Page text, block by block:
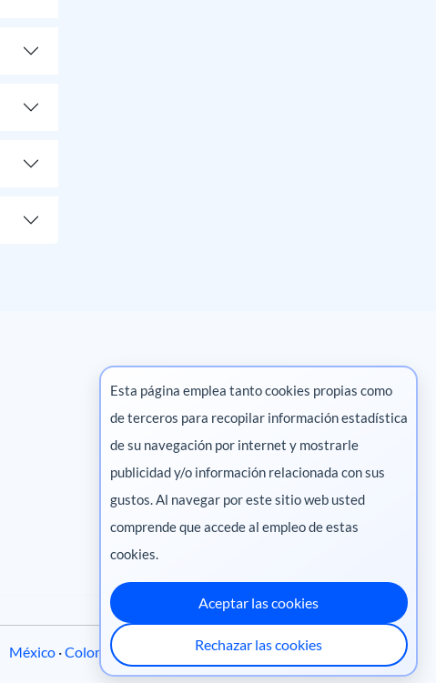
Marketing digital
Pharma
México ·Colombia Perú·Centroamérica
Esta página emplea tanto cookies propias como
de terceros para recopilar información estadística
de su navegación por internet y mostrarle
publicidad y/o información relacionada con sus
gustos. Al navegar por este sitio web usted
comprende que accede al empleo de estas
cookies.
Aceptar las cookies
Rechazar las cookies